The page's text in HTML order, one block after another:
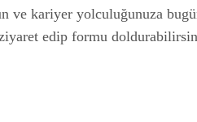
kariyer yolculuğunuza
ziyaret edip formu